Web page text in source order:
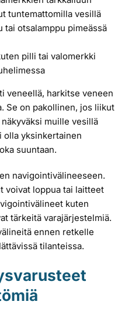
tuntemattomilla vesillä
tai otsalamppu pimeässä
pilli tai valomerkki
veneellä, harkitse veneen
Se on pakollinen, jos liikut
muille vesillä
olla yksinkertainen
suuntaan.
navigointivälineeseen.
voivat loppua tai laitteet
kuten
tärkeitä varajärjestelmiä.
ennen retkelle
tilanteissa.